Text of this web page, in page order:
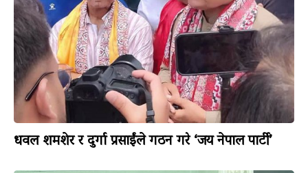
धवल शमशेर र दुर्गा प्रसाईंले गठन गरे ‘जय नेपाल पार्टी’